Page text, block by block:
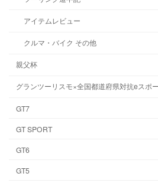
アイテムレビュー
クルマ・バイク その他
親父杯
グランツーリスモ×全国都道府県対抗eスポ
GT7
GT SPORT
GT6
GT5